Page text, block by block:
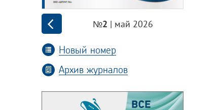
№2 | май 2026
Новый номер
Архив журналов